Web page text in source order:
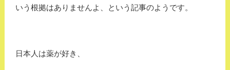
いう根拠はありませんよ、という記事のようです。
日本人は薬が好き、